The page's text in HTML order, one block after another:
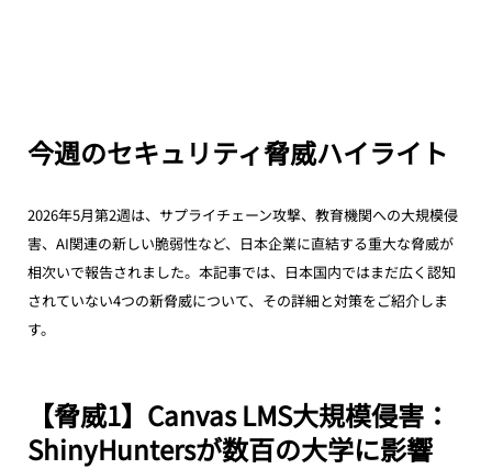
今週のセキュリティ脅威ハイライト
2026年5月第2週は、サプライチェーン攻撃、教育機関への大規模侵
害、AI関連の新しい脆弱性など、日本企業に直結する重大な脅威が
相次いで報告されました。本記事では、日本国内ではまだ広く認知
されていない4つの新脅威について、その詳細と対策をご紹介しま
す。
【脅威1】Canvas LMS大規模侵害：
ShinyHuntersが数百の大学に影響